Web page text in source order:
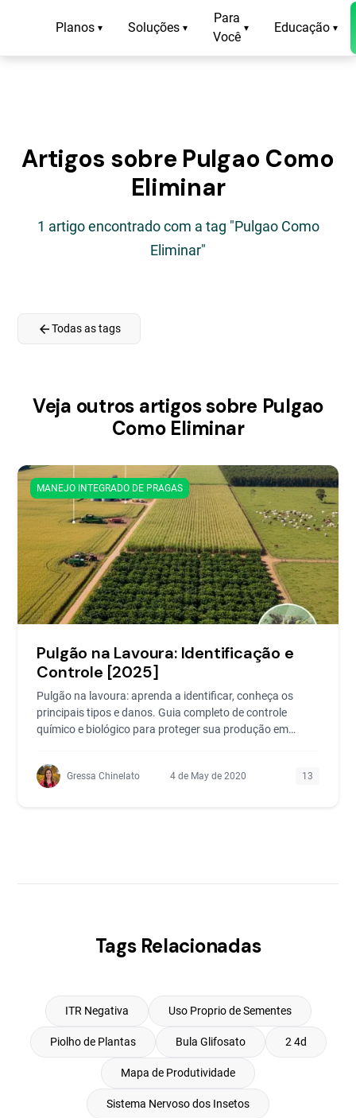
Planos ▾ Soluções ▾
Para
Você
▾ Educação ▾
Artigos sobre Pulgao Como
Eliminar
1 artigo encontrado com a tag "Pulgao Como
Eliminar"
arrow_backTodas as tags
Veja outros artigos sobre Pulgao
Como Eliminar
MANEJO INTEGRADO DE PRAGAS
Pulgão na Lavoura: Identificação e
Controle [2025]
Pulgão na lavoura: aprenda a identificar, conheça os
principais tipos e danos. Guia completo de controle
químico e biológico para proteger sua produção em
Gressa Chinelato 4 de May de 2020 13
Tags Relacionadas
ITR Negativa Uso Proprio de Sementes
Piolho de Plantas Bula Glifosato 2 4d
Mapa de Produtividade
Sistema Nervoso dos Insetos